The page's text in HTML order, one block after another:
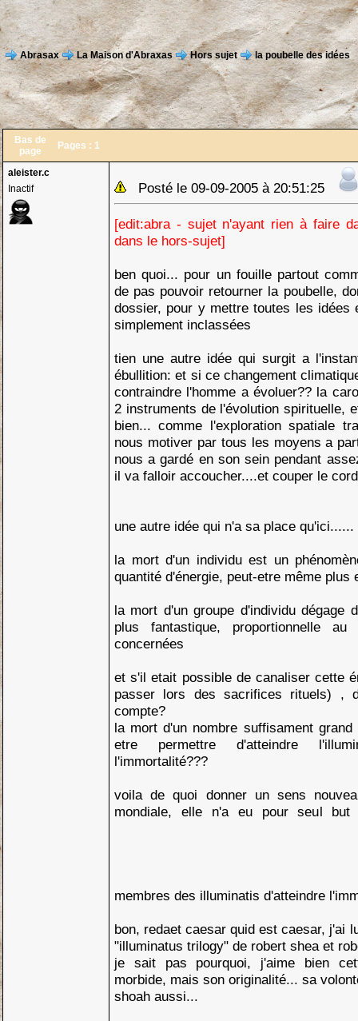
Abrasax La Maison d'Abraxas Hors sujet la poubelle des idées
Bas de
page
Pages : 1
aleister.c
Inactif
Posté le 09-09-2005 à 20:51:25
[edit:abra - sujet n'ayant rien à faire
dans le hors-sujet]
ben quoi... pour un fouille partout
de pas pouvoir retourner la poubelle,
dossier, pour y mettre toutes les idées
simplement inclassées
tien une autre idée qui surgit a
ébullition: et si ce changement
contraindre l'homme a évoluer?? la
2 instruments de l'évolution spirituelle,
bien... comme l'exploration spatiale
nous motiver par tous les moyens a
nous a gardé en son sein pendant
il va falloir accoucher....et couper le
une autre idée qui n'a sa place
la mort d'un individu est un
quantité d'énergie, peut-etre même plus
la mort d'un groupe d'individu dégage
plus fantastique, proportionnelle au
concernées
et s'il etait possible de canaliser cette
passer lors des sacrifices rituels) ,
compte?
la mort d'un nombre suffisament
etre permettre d'atteindre
l'immortalité???
voila de quoi donner un sens
mondiale, elle n'a eu pour seul but
membres des illuminatis d'atteindre
bon, redaet caesar quid est caesar, j'ai
"illuminatus trilogy" de robert shea et
je sait pas pourquoi, j'aime bien
morbide, mais son originalité... sa
shoah aussi...